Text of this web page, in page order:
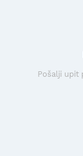
Pošalji upit